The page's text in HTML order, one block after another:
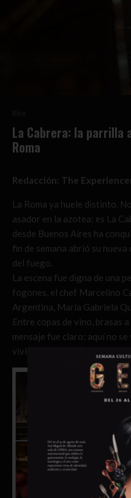
La Cabrera: la parrilla
Roma
Redacción: The
La Roma ya huele distinto.
asador en la azotea: es La
desde Buenos Aires ha
fin de semana abrió su
del fuego.
La escena fue digna de una
fogones, el chef Marcelino
Argentina, María Gabriela
Entre copas de vino, brasas
mensaje fue claro: aquí no
vivir un bacanal.